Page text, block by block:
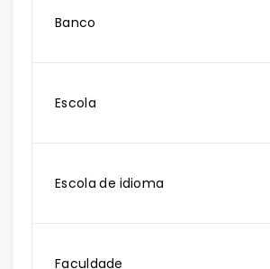
Banco
Escola
Escola de idioma
Faculdade